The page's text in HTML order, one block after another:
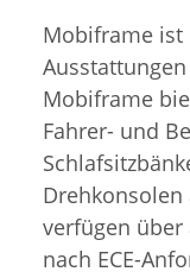
Mobiframe ist
Mobiframe
Fahrer- und
verfügen
nach ECE-